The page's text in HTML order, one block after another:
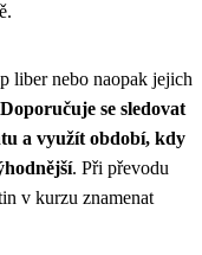
liber nebo naopak jejich
Doporučuje se sledovat
a využít období, kdy
. Při převodu
v kurzu znamenat